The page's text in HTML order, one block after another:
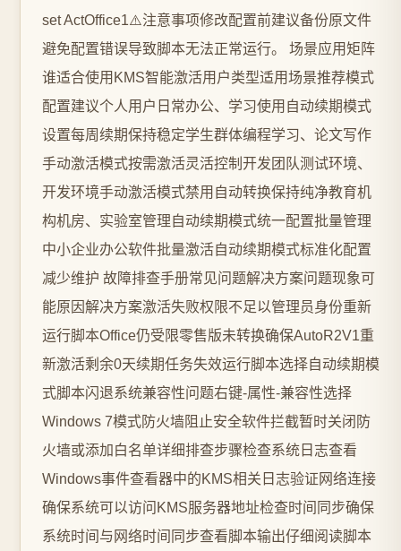
set ActOffice1⚠️注意事项修改配置前建议备份原文件
避免配置错误导致脚本无法正常运行。 场景应用矩阵
谁适合使用KMS智能激活用户类型适用场景推荐模式
配置建议个人用户日常办公、学习使用自动续期模式
设置每周续期保持稳定学生群体编程学习、论文写作
手动激活模式按需激活灵活控制开发团队测试环境、
开发环境手动激活模式禁用自动转换保持纯净教育机
构机房、实验室管理自动续期模式统一配置批量管理
中小企业办公软件批量激活自动续期模式标准化配置
减少维护 故障排查手册常见问题解决方案问题现象可
能原因解决方案激活失败权限不足以管理员身份重新
运行脚本Office仍受限零售版未转换确保AutoR2V1重
新激活剩余0天续期任务失效运行脚本选择自动续期模
式脚本闪退系统兼容性问题右键-属性-兼容性选择
Windows 7模式防火墙阻止安全软件拦截暂时关闭防
火墙或添加白名单详细排查步骤检查系统日志查看
Windows事件查看器中的KMS相关日志验证网络连接
确保系统可以访问KMS服务器地址检查时间同步确保
系统时间与网络时间同步查看脚本输出仔细阅读脚本